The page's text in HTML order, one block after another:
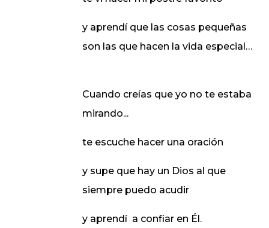
y aprendí que las cosas pequeñas
son las que hacen la vida especial…
Cuando creías que yo no te estaba
mirando...
te escuche hacer una oración
y supe que hay un Dios al que
siempre puedo acudir
y aprendí a confiar en Él.